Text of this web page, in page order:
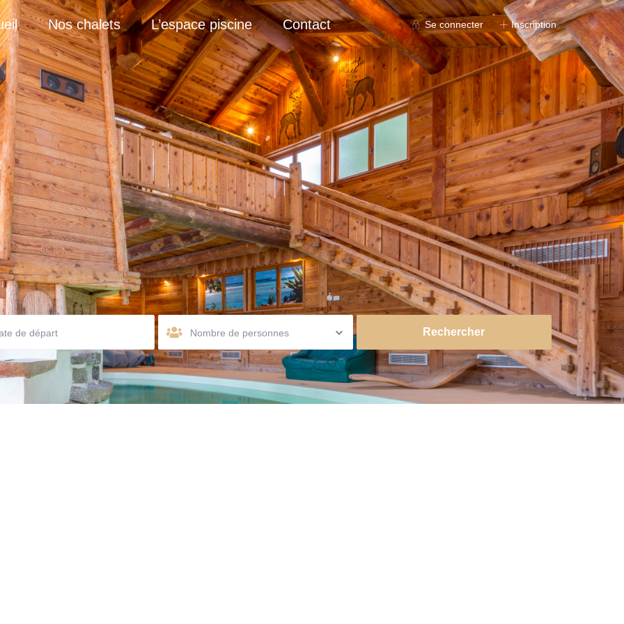
Se connecter Inscription
Nos chalets L’espace piscine Contact
Nombre de personnes